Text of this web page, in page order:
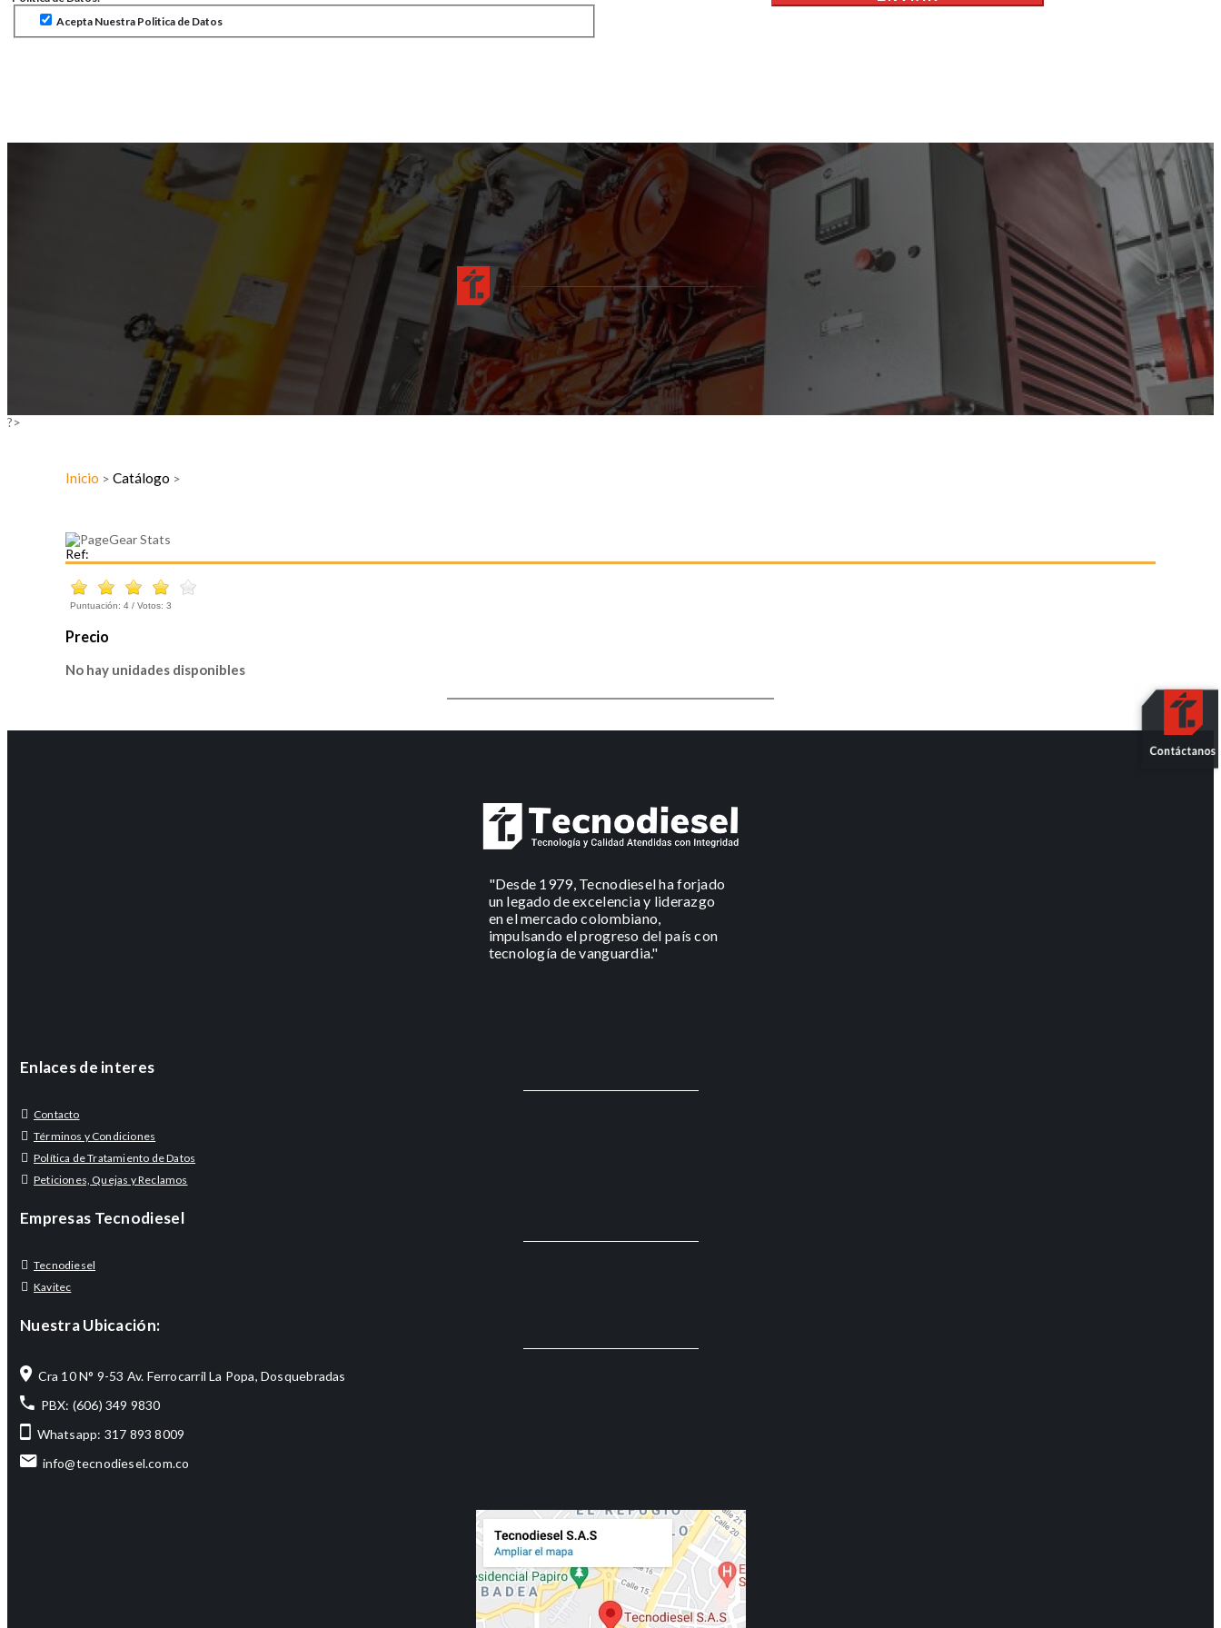
Acepta Nuestra Politica de Datos
?>
Inicio > Catálogo >
Ref:
Puntuación: 4 / Votos: 3
Precio
No hay unidades disponibles
"Desde 1979, Tecnodiesel ha forjado
un legado de excelencia y liderazgo
en el mercado colombiano,
impulsando el progreso del país con
tecnología de vanguardia."
Enlaces de interes
Contacto
Términos y Condiciones
Política de Tratamiento de Datos
Peticiones, Quejas y Reclamos
Empresas Tecnodiesel
Tecnodiesel
Kavitec
Nuestra Ubicación:
Cra 10 N° 9-53 Av. Ferrocarril La Popa, Dosquebradas
PBX: (606) 349 9830
Whatsapp: 317 893 8009
info@tecnodiesel.com.co